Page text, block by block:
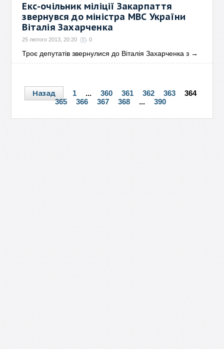
Екс-очільник міліції Закарпаття
звернувся до міністра МВС України
Віталія Захарченка
25 лютого 2013, 20:20 0
Троє депутатів звернулися до Віталія Захарченка з →
Назад 1 ... 360 361 362 363
364
365
366 367 368 ... 390